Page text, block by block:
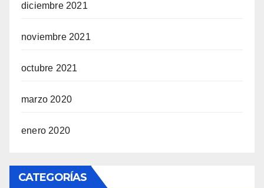
diciembre 2021
noviembre 2021
octubre 2021
marzo 2020
enero 2020
CATEGORÍAS